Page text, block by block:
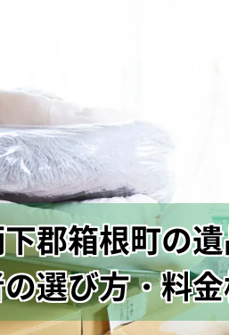
郡箱根町の
選び方・料